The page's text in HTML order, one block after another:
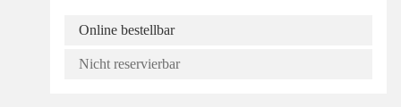
Online bestellbar
Nicht reservierbar